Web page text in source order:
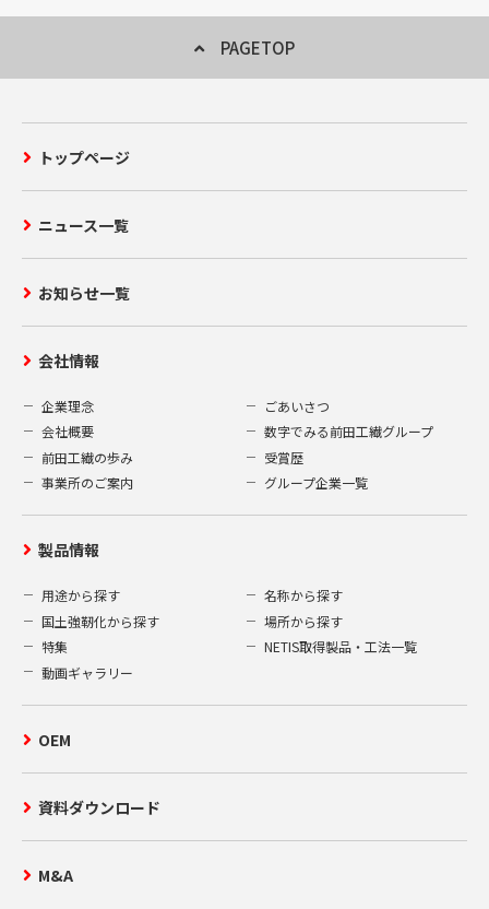
PAGETOP
トップページ
ニュース一覧
お知らせ一覧
会社情報
企業理念
ごあいさつ
会社概要
数字でみる前田工繊グループ
前田工繊の歩み
受賞歴
事業所のご案内
グループ企業一覧
製品情報
用途から探す
名称から探す
国土強靭化から探す
場所から探す
特集
NETIS取得製品・工法一覧
動画ギャラリー
OEM
資料ダウンロード
M&A